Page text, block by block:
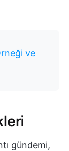
ve
gündemi,